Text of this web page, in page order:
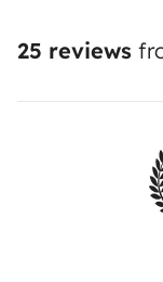
25 reviews